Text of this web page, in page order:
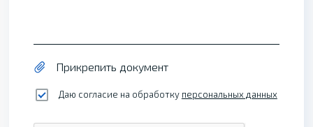
Прикрепить документ
Даю согласие на обработку персональных данных